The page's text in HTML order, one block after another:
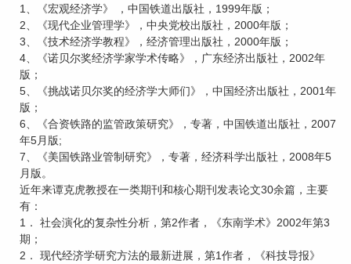
1、《宏观经济学》 ，中国铁道出版社，1999年版；
2、《现代企业管理学》，中央党校出版社，2000年版；
3、《技术经济学教程》，经济管理出版社，2000年版；
4、《诺贝尔奖经济学家学术传略》，广东经济出版社，2002年
版；
5、《挑战诺贝尔奖的经济学大师们》，中国经济出版社，2001年
版；
6、《合资铁路的监管政策研究》，专著，中国铁道出版社，2007
年5月版;
7、《美国铁路业管制研究》，专著，经济科学出版社，2008年5
月版。
近年来谭克虎教授在一类期刊和核心期刊发表论文30余篇，主要
有：
1． 社会演化的复杂性分析，第2作者，《东南学术》2002年第3
期；
2． 现代经济学研究方法的最新进展，第1作者，《科技导报》